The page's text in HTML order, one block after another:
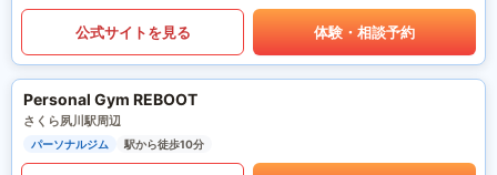
公式サイトを見る 体験・相談予約
Personal Gym REBOOT
さくら夙川駅周辺
パーソナルジム 駅から徒歩10分